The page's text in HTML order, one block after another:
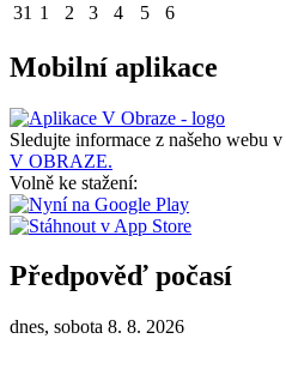
31 1 2 3 4 5 6
Mobilní aplikace
Sledujte informace z našeho webu v
V OBRAZE.
Volně ke stažení:
Předpověď počasí
dnes, sobota 8. 8. 2026